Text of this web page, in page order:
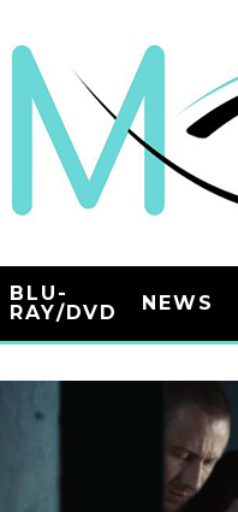
BLU-
RAY/DVD
NEWS